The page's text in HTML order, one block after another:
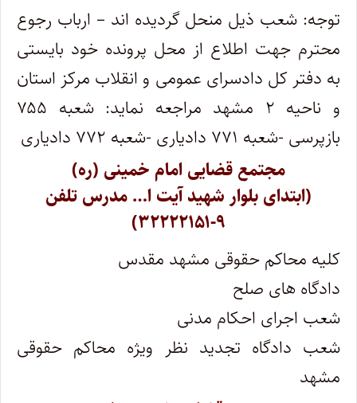
توجه: شعب ذیل منحل گردیده اند – ارباب رجوع
محترم جهت اطلاع از محل پرونده خود بایستی
به دفتر کل دادسرای عمومی و انقلاب مرکز استان
و ناحیه ۲ مشهد مراجعه نماید: شعبه ۷۵۵
بازپرسی -شعبه ۷۷۱ دادیاری -شعبه ۷۷۲ دادیاری
مجتمع قضایی امام خمینی (ره)
(ابتدای بلوار شهید آیت ا… مدرس تلفن
۹-۳۲۲۲۲۱۵۱)
کلیه محاکم حقوقی مشهد مقدس
دادگاه های صلح
شعب اجرای احکام مدنی
شعب دادگاه تجدید نظر ویژه محاکم حقوقی
مشهد